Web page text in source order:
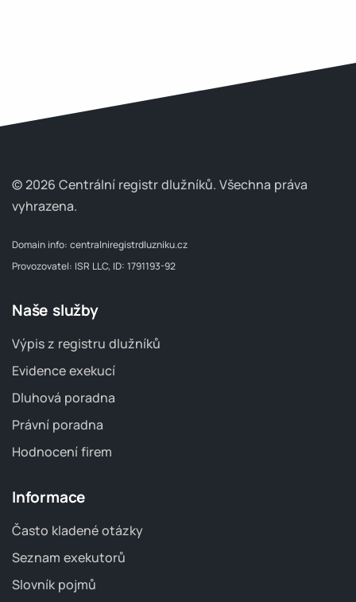
© 2026 Centrální registr dlužníků. Všechna práva
vyhrazena.
Domain info: centralniregistrdluzniku.cz
Provozovatel: ISR LLC, ID: 1791193-92
Naše služby
Výpis z registru dlužníků
Evidence exekucí
Dluhová poradna
Právní poradna
Hodnocení firem
Informace
Často kladené otázky
Seznam exekutorů
Slovník pojmů